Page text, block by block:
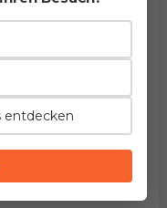
Einzelheiten
benzin als
Stufenheck
'
ist der größte
Antrieb
wird,
es sich um
ersten befindet sich
zylindrisches
, wobei der andere 6-
und 170PS
entdecken